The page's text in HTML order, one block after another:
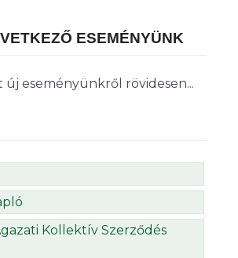
ESEMÉNYÜNK
eseményünkről rövidesen...
Kollektív Szerződés